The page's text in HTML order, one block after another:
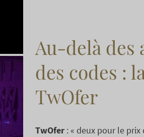
Au-delà des
des codes :
TwOfer
TwOfer : « deux pour le prix